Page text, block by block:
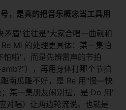
，是真的把音乐概念当工具用
矛盾"往往是"大家合唱一曲就和
Mi 的处理更具体：某一集怕
怕啦"，而是先辨雷声的节拍
），再用身体打那个节拍
南瓜雕不好，是 Re 用"慢—快
某一集朋友闹别扭，是 Do 用"
对唱）让两边轮流说。也就是